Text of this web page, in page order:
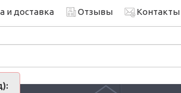
и доставка Отзывы Контакты